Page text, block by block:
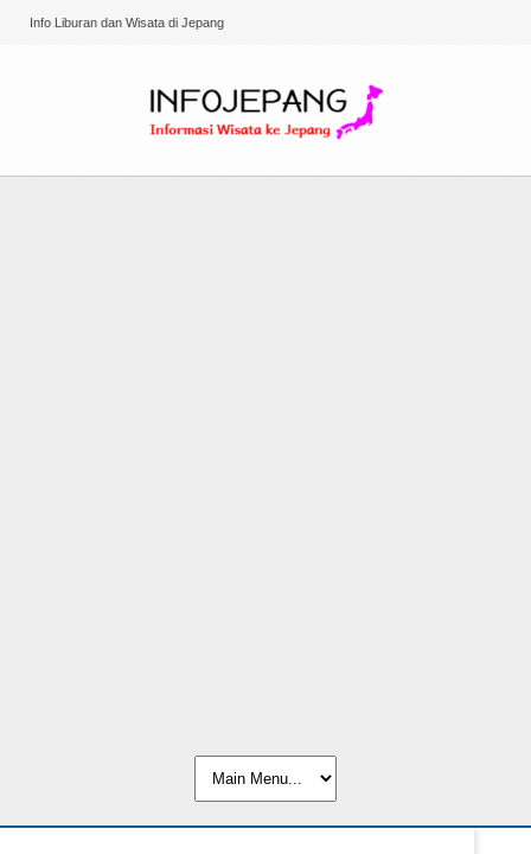
Info Liburan dan Wisata di Jepang